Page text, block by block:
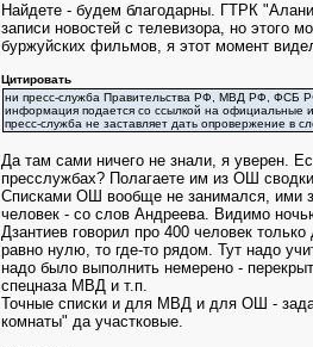
Найдете - будем благодарны. ГТРК
записи новостей с телевизора, но этого
буржуйских фильмов, я этот момент
Цитировать
ни пресс-служба Правительства РФ, МВД РФ, ФСБ
информация подается со ссылкой на официальные
пресс-служба не заставляет дать опровержение в
Да там сами ничего не знали, я уверен.
пресслужбах? Полагаете им из ОШ
Списками ОШ вообще не занимался, ими
человек - со слов Андреева. Видимо
Дзантиев говорил про 400 человек
равно нулю, то где-то рядом. Тут надо
надо было выполнить немерено -
спецназа МВД и т.п.
Точные списки и для МВД и для ОШ -
комнаты" да участковые.